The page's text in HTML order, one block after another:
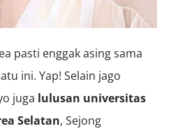
pasti enggak asing sama
ini. Yap! Selain jago
juga lulusan universitas
Selatan, Sejong